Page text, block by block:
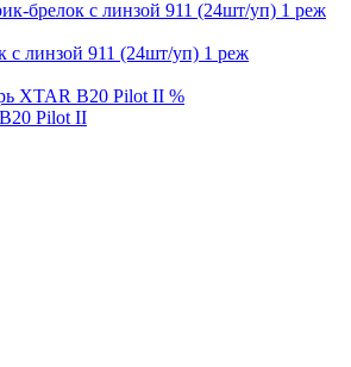
с линзой 911 (24шт/уп) 1 реж
%
Pilot II